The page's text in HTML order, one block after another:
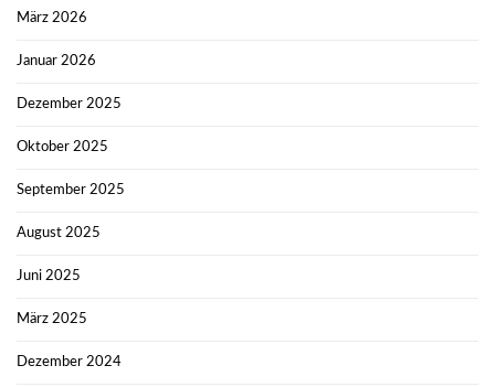
März 2026
Januar 2026
Dezember 2025
Oktober 2025
September 2025
August 2025
Juni 2025
März 2025
Dezember 2024